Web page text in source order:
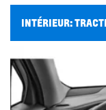
INTÉRIEUR: